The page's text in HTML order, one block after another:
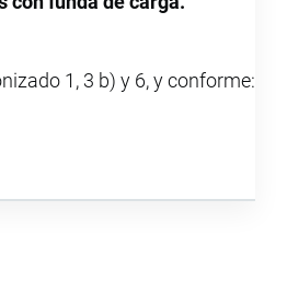
1, 3 b) y 6, y conforme: